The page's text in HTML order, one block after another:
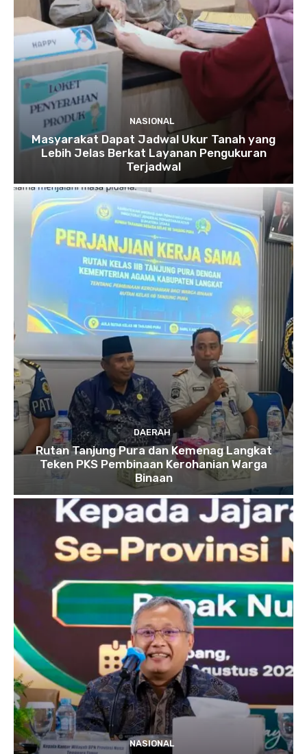
NASIONAL
Masyarakat Dapat Jadwal Ukur Tanah yang
Lebih Jelas Berkat Layanan Pengukuran
Terjadwal
DAERAH
Rutan Tanjung Pura dan Kemenag Langkat
Teken PKS Pembinaan Kerohanian Warga
Binaan
NASIONAL